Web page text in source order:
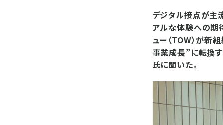
デジタル接点が主
アルな体験への期待
ュー（TOW）が新
事業成長”に転換
氏に聞いた。